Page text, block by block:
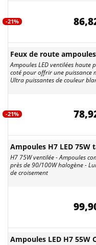
-21%
Feux de route
Ampoules LED ventilées haute
coté pour offrir une puissance
Ultra puissantes de couleur
-21%
Ampoules H7 LED 75W
H7 75W ventilée - Ampoules
près de 90/100W halogène -
de croisement
Ampoules LED H7 55W